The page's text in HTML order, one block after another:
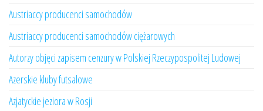
Austriaccy producenci samochodów
Austriaccy producenci samochodów ciężarowych
Autorzy objęci zapisem cenzury w Polskiej Rzeczypospolitej Ludowej
Azerskie kluby futsalowe
Azjatyckie jeziora w Rosji